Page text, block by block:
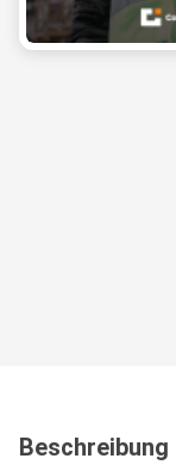
Beschreibung